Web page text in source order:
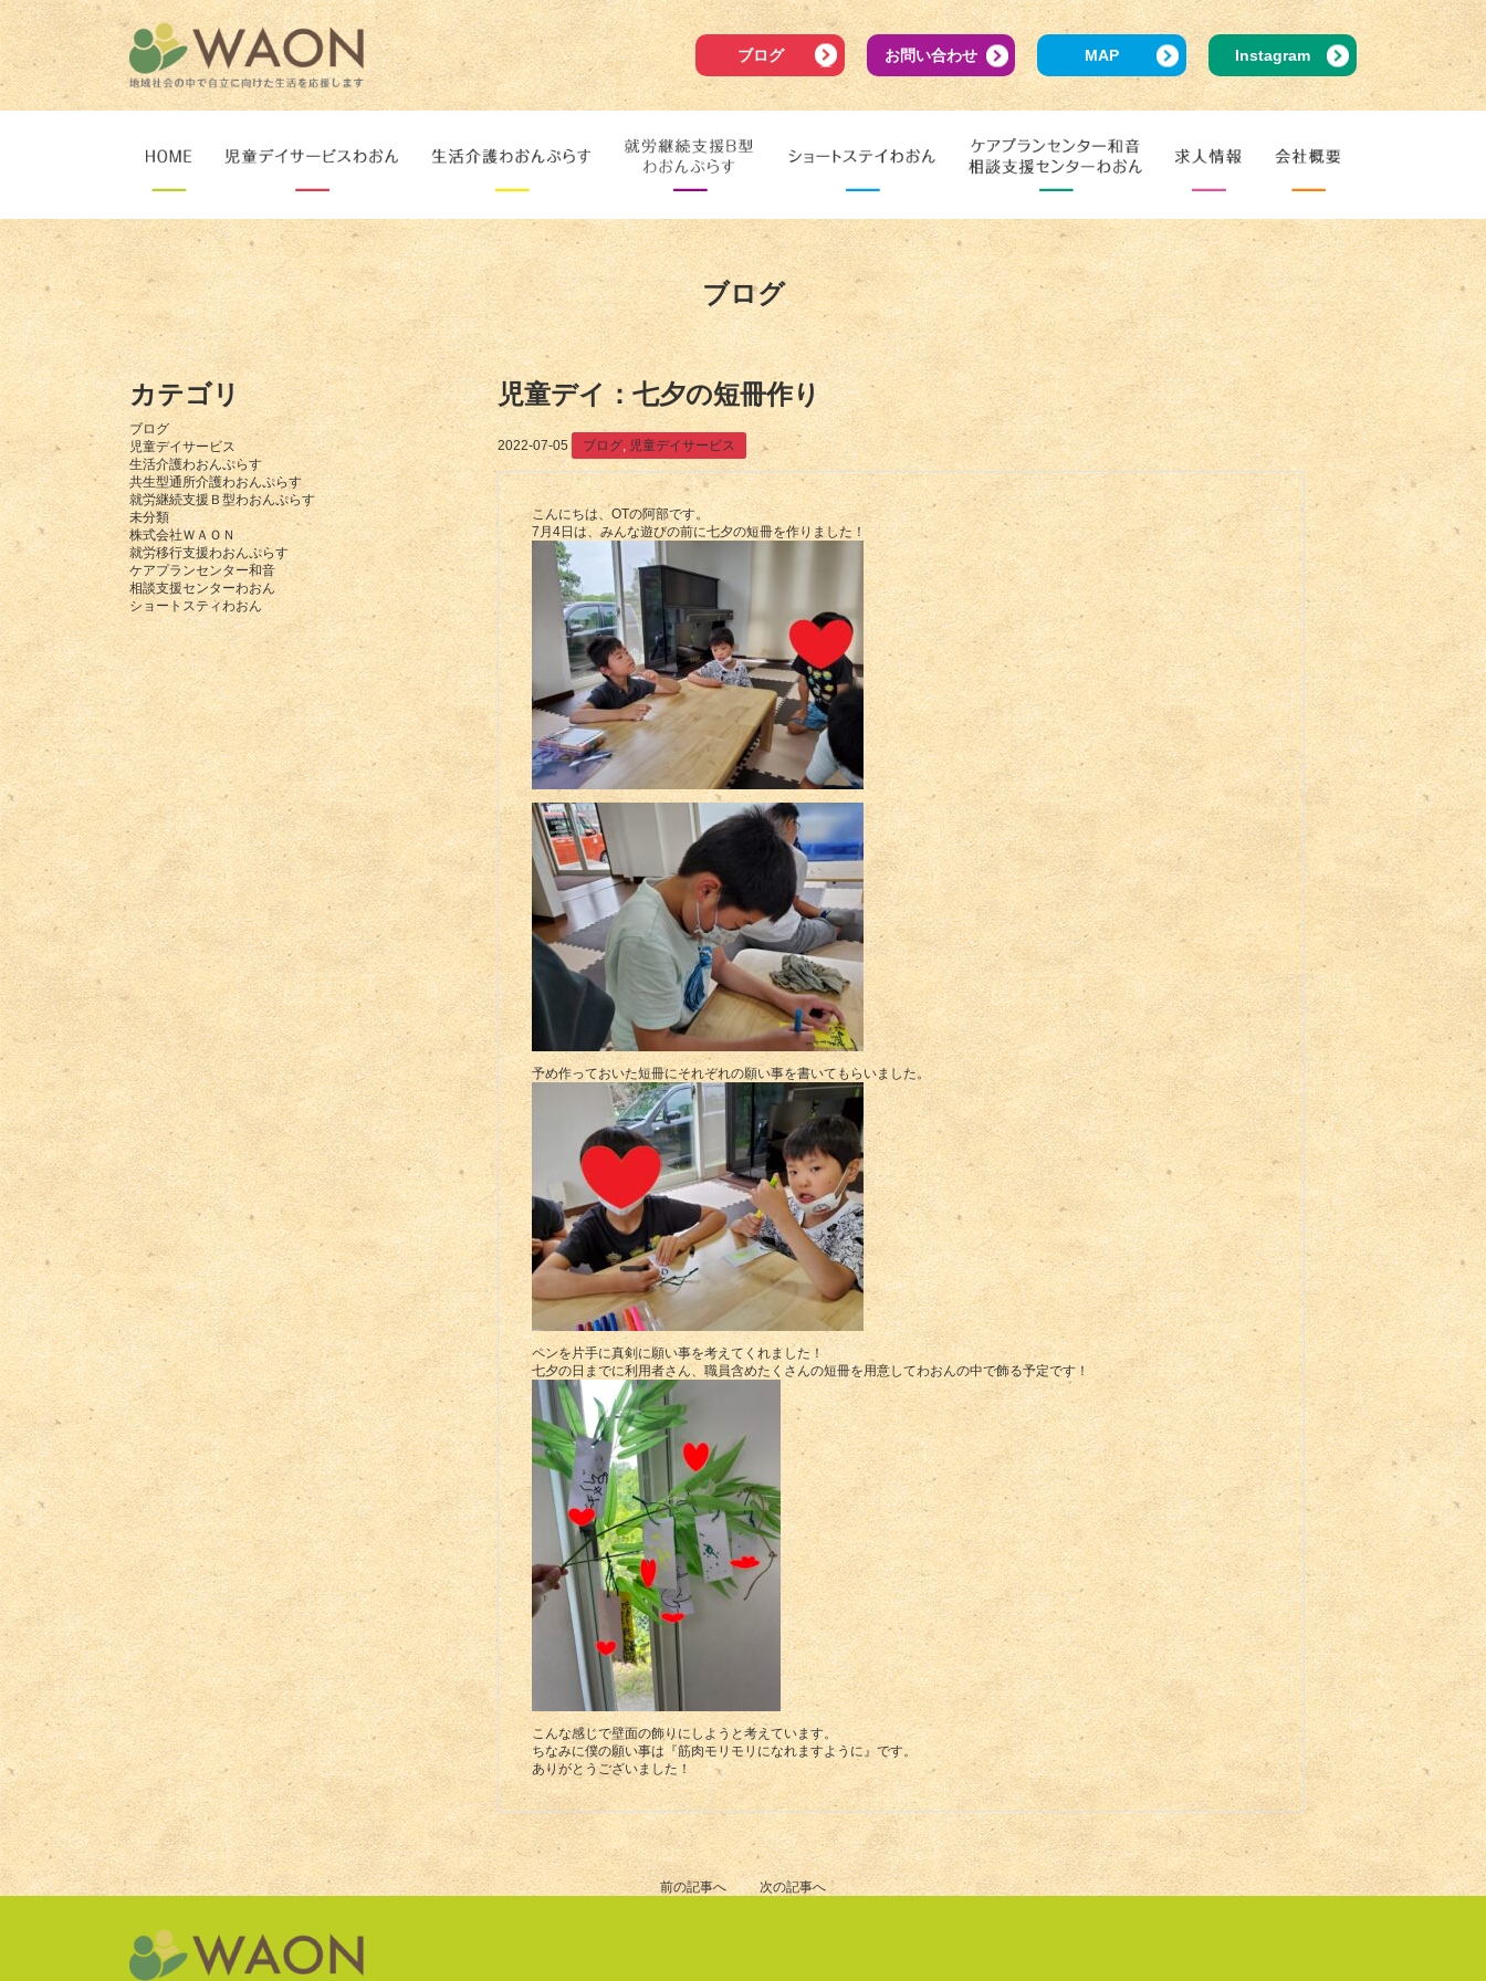
ブログ お問い合わせ MAP Instagram
ブログ
カテゴリ
ブログ
児童デイサービス
生活介護わおんぷらす
共生型通所介護わおんぷらす
就労継続支援Ｂ型わおんぷらす
未分類
株式会社ＷＡＯＮ
就労移行支援わおんぷらす
ケアプランセンター和音
相談支援センターわおん
ショートスティわおん
児童デイ：七夕の短冊作り
2022-07-05 ブログ, 児童デイサービス
こんにちは、OTの阿部です。
7月4日は、みんな遊びの前に七夕の短冊を作りました！
予め作っておいた短冊にそれぞれの願い事を書いてもらいました。
ペンを片手に真剣に願い事を考えてくれました！
七夕の日までに利用者さん、職員含めたくさんの短冊を用意してわおんの中で飾る予定です！
こんな感じで壁面の飾りにしようと考えています。
ちなみに僕の願い事は『筋肉モリモリになれますように』です。
ありがとうございました！
前の記事へ 次の記事へ